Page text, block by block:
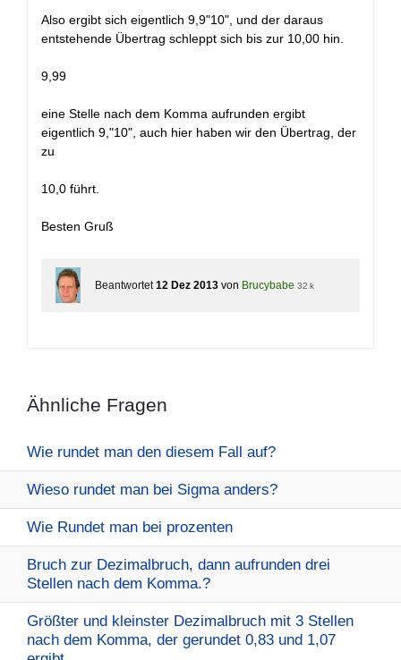
Also ergibt sich eigentlich 9,9"10", und der daraus
entstehende Übertrag schleppt sich bis zur 10,00 hin.
9,99
eine Stelle nach dem Komma aufrunden ergibt
eigentlich 9,"10", auch hier haben wir den Übertrag, der
zu
10,0 führt.
Besten Gruß
Beantwortet 12 Dez 2013 von Brucybabe 32 k
Ähnliche Fragen
Wie rundet man den diesem Fall auf?
Wieso rundet man bei Sigma anders?
Wie Rundet man bei prozenten
Bruch zur Dezimalbruch, dann aufrunden drei
Stellen nach dem Komma.?
Größter und kleinster Dezimalbruch mit 3 Stellen
nach dem Komma, der gerundet 0,83 und 1,07